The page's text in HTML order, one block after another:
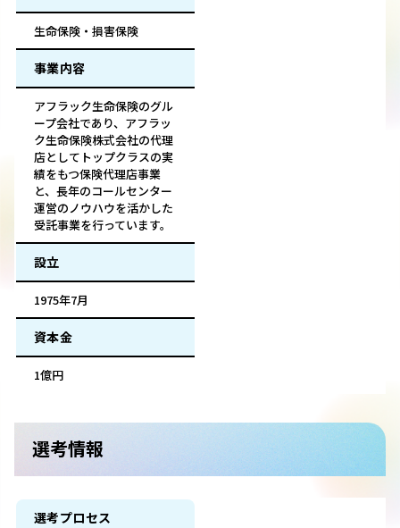
生命保険・損害保険
事業内容
アフラック生命保険のグル
ープ会社であり、アフラッ
ク生命保険株式会社の代理
店としてトップクラスの実
績をもつ保険代理店事業
と、長年のコールセンター
運営のノウハウを活かした
受託事業を行っています。
設立
1975年7月
資本金
1億円
選考情報
選考プロセス